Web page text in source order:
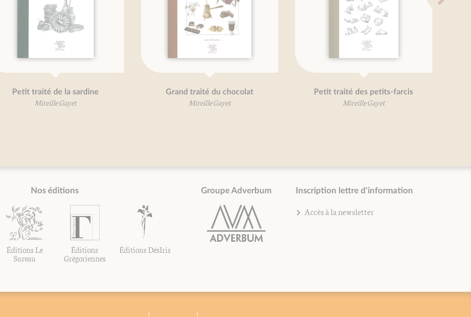
Petit traité de la sardine
Mireille Gayet
Grand traité du chocolat
Mireille Gayet
Petit traité des petits-farcis
Mireille Gayet
Nos éditions
Éditions Le
Sureau
Éditions
Grégoriennes
Éditions DésIris
Groupe Adverbum Inscription lettre d'information
Accès à la newsletter